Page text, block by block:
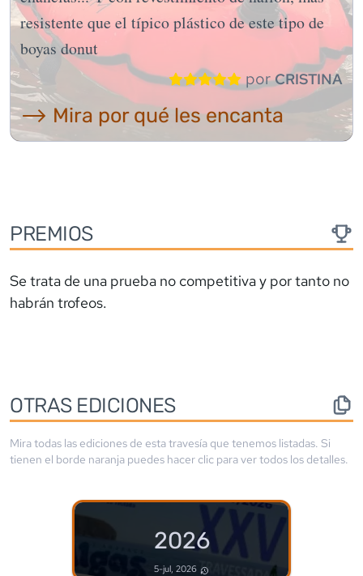
resistente que el típico plástico de este tipo de
boyas donut
porCRISTINA
⟶ Mira por qué les encanta
PREMIOS
Se trata de una prueba no competitiva y por tanto no
habrán trofeos.
OTRAS EDICIONES
Mira todas las ediciones de esta travesía que tenemos listadas. Si
tienen el borde naranja puedes hacer clic para ver todos los detalles.
2026
5-jul, 2026